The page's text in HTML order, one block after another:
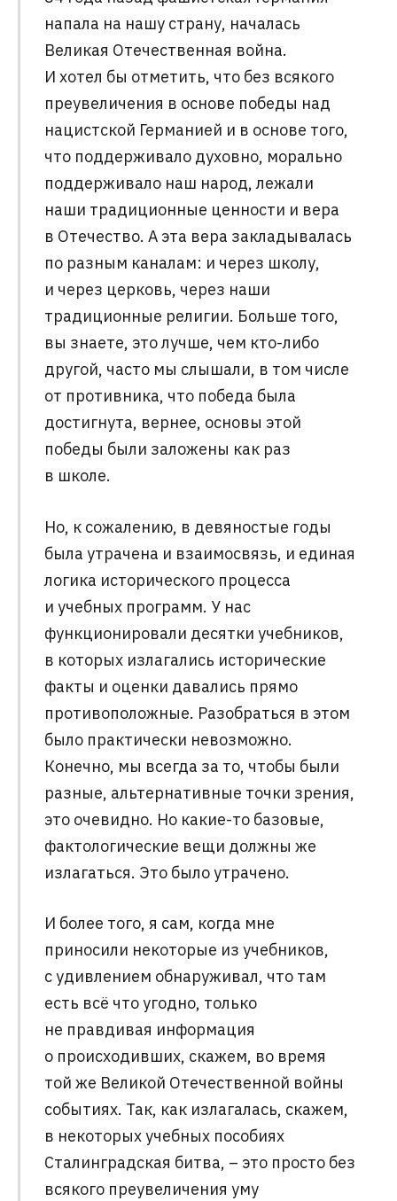
напала на нашу страну, началась
Великая Отечественная война.
И хотел бы отметить, что без всякого
преувеличения в основе победы над
нацистской Германией и в основе того,
что поддерживало духовно, морально
поддерживало наш народ, лежали
наши традиционные ценности и вера
в Отечество. А эта вера закладывалась
по разным каналам: и через школу,
и через церковь, через наши
традиционные религии. Больше того,
вы знаете, это лучше, чем кто-либо
другой, часто мы слышали, в том числе
от противника, что победа была
достигнута, вернее, основы этой
победы были заложены как раз
в школе.
Но, к сожалению, в девяностые годы
была утрачена и взаимосвязь, и единая
логика исторического процесса
и учебных программ. У нас
функционировали десятки учебников,
в которых излагались исторические
факты и оценки давались прямо
противоположные. Разобраться в этом
было практически невозможно.
Конечно, мы всегда за то, чтобы были
разные, альтернативные точки зрения,
это очевидно. Но какие-то базовые,
фактологические вещи должны же
излагаться. Это было утрачено.
И более того, я сам, когда мне
приносили некоторые из учебников,
с удивлением обнаруживал, что там
есть всё что угодно, только
не правдивая информация
о происходивших, скажем, во время
той же Великой Отечественной войны
событиях. Так, как излагалась, скажем,
в некоторых учебных пособиях
Сталинградская битва, – это просто без
всякого преувеличения уму